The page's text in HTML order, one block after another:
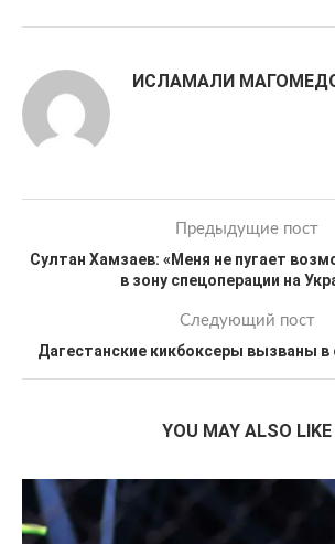
ИСЛАМАЛИ
Предыдущие пост
Султан Хамзаев: «Меня не пугает
в зону спецоперации на
Следующий пост
Дагестанские кикбоксеры вызваны в
YOU MAY ALSO LIKE